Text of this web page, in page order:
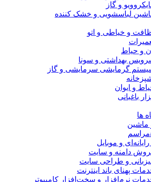
و گاز
لباسشویی و خشک کننده
و خیاطی و اتو
و حیاط
بهداشتی و سونا
گرمایشی سرمایشی و گاز
و ایوان
باغبانی
ها
ماشین
مراسم
و موبایل
دامنه و سایت
و طراحی سایت
پهنای باند اینترنت
نرم‌افزار و سخت‌افزار کامپیوتر